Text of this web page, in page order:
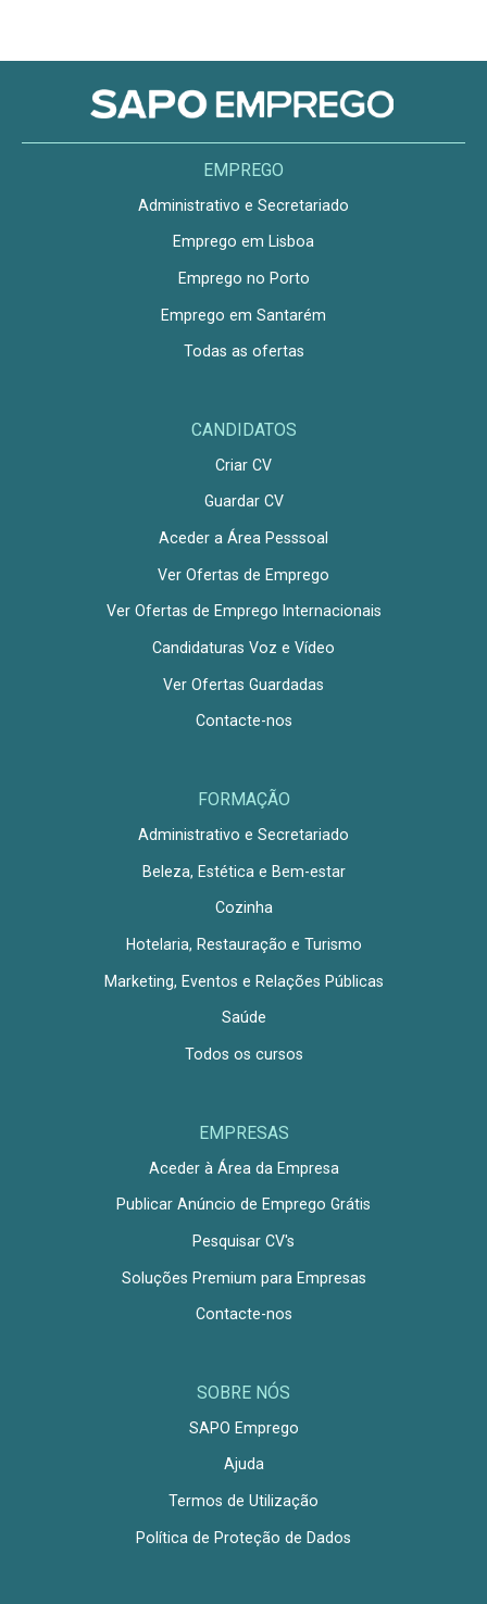
EMPREGO
Administrativo e Secretariado
Emprego em Lisboa
Emprego no Porto
Emprego em Santarém
Todas as ofertas
CANDIDATOS
Criar CV
Guardar CV
Aceder a Área Pesssoal
Ver Ofertas de Emprego
Ver Ofertas de Emprego Internacionais
Candidaturas Voz e Vídeo
Ver Ofertas Guardadas
Contacte-nos
FORMAÇÃO
Administrativo e Secretariado
Beleza, Estética e Bem-estar
Cozinha
Hotelaria, Restauração e Turismo
Marketing, Eventos e Relações Públicas
Saúde
Todos os cursos
EMPRESAS
Aceder à Área da Empresa
Publicar Anúncio de Emprego Grátis
Pesquisar CV's
Soluções Premium para Empresas
Contacte-nos
SOBRE NÓS
SAPO Emprego
Ajuda
Termos de Utilização
Política de Proteção de Dados